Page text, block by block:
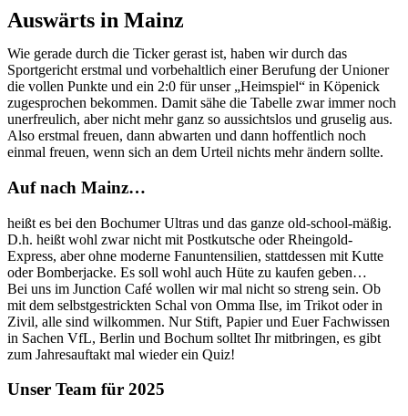
Auswärts in Mainz
Wie gerade durch die Ticker gerast ist, haben wir durch das
Sportgericht erstmal und vorbehaltlich einer Berufung der Unioner
die vollen Punkte und ein 2:0 für unser „Heimspiel“ in Köpenick
zugesprochen bekommen. Damit sähe die Tabelle zwar immer noch
unerfreulich, aber nicht mehr ganz so aussichtslos und gruselig aus.
Also erstmal freuen, dann abwarten und dann hoffentlich noch
einmal freuen, wenn sich an dem Urteil nichts mehr ändern sollte.
Auf nach Mainz…
heißt es bei den Bochumer Ultras und das ganze old-school-mäßig.
D.h. heißt wohl zwar nicht mit Postkutsche oder Rheingold-
Express, aber ohne moderne Fanuntensilien, stattdessen mit Kutte
oder Bomberjacke. Es soll wohl auch Hüte zu kaufen geben…
Bei uns im Junction Café wollen wir mal nicht so streng sein. Ob
mit dem selbstgestrickten Schal von Omma Ilse, im Trikot oder in
Zivil, alle sind wilkommen. Nur Stift, Papier und Euer Fachwissen
in Sachen VfL, Berlin und Bochum solltet Ihr mitbringen, es gibt
zum Jahresauftakt mal wieder ein Quiz!
Unser Team für 2025